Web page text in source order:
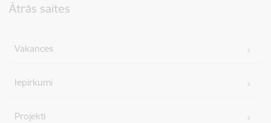
Ātrās saites
Vakances
Iepirkumi
Projekti